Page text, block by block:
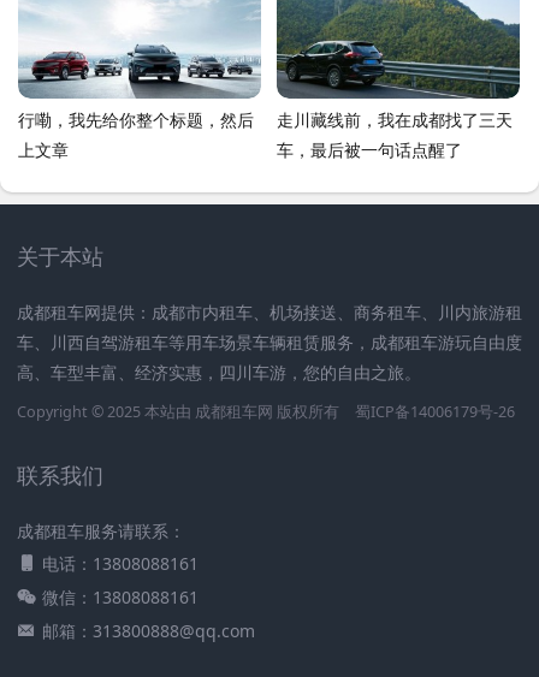
行嘞，我先给你整个标题，然后
上文章
走川藏线前，我在成都找了三天
车，最后被一句话点醒了
关于本站
成都租车网提供：成都市内租车、机场接送、商务租车、川内旅游租
车、川西自驾游租车等用车场景车辆租赁服务，成都租车游玩自由度
高、车型丰富、经济实惠，四川车游，您的自由之旅。
Copyright © 2025 本站由 成都租车网 版权所有 蜀ICP备14006179号-26
联系我们
成都租车服务请联系：
电话：13808088161
微信：13808088161
邮箱：313800888@qq.com